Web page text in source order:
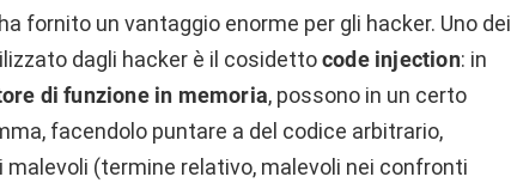
fornito un vantaggio enorme per gli hacker. Uno dei
dagli hacker è il cosidettocode injection: in
di funzione in memoria, possono in un certo
facendolo puntare a del codice arbitrario,
(termine relativo, malevoli nei confronti